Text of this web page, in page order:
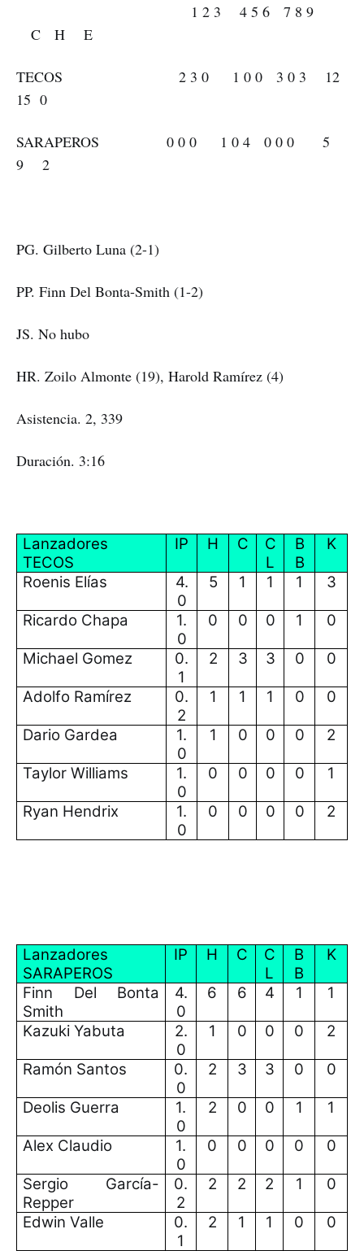
1 2 3 4 5 6 7 8 9
C H E
TECOS 2 3 0 1 0 0 3 0 3 12
15 0
SARAPEROS 0 0 0 1 0 4 0 0 0 5
9 2
PG. Gilberto Luna (2-1)
PP. Finn Del Bonta-Smith (1-2)
JS. No hubo
HR. Zoilo Almonte (19), Harold Ramírez (4)
Asistencia. 2, 339
Duración. 3:16
Lanzadores
TECOS
IP H C
C
L
B
B
K
Roenis Elías
4.
0
5 1 1 1 3
Ricardo Chapa
1.
0
0 0 0 1 0
Michael Gomez
0.
1
2 3 3 0 0
Adolfo Ramírez
0.
2
1 1 1 0 0
Dario Gardea
1.
0
1 0 0 0 2
Taylor Williams
1.
0
0 0 0 0 1
Ryan Hendrix
1.
0
0 0 0 0 2
Lanzadores
SARAPEROS
IP H C
C
L
B
B
K
Finn Del Bonta
Smith
4.
0
6 6 4 1 1
Kazuki Yabuta
2.
0
1 0 0 0 2
Ramón Santos
0.
0
2 3 3 0 0
Deolis Guerra
1.
0
2 0 0 1 1
Alex Claudio
1.
0
0 0 0 0 0
Sergio García-
Repper
0.
2
2 2 2 1 0
Edwin Valle
0.
1
2 1 1 0 0